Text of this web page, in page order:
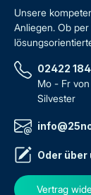
Unsere
Anliegen. Ob
02422
Mo - Fr
Silvester
Oder über
Vertrag